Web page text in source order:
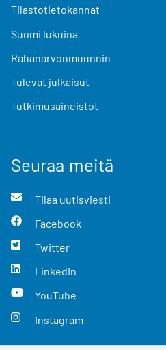
Tilastotietokannat
Suomi lukuina
Rahanarvonmuunnin
Tulevat julkaisut
Tutkimusaineistot
Seuraa meitä
Tilaa uutisviesti
Facebook
Twitter
LinkedIn
YouTube
Instagram